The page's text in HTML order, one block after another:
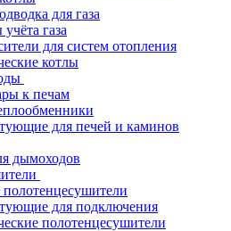
для газа
газа
для систем отопления
котлы
к печам
для печей и каминов
дымоходов
для подключения
полотенцесушители